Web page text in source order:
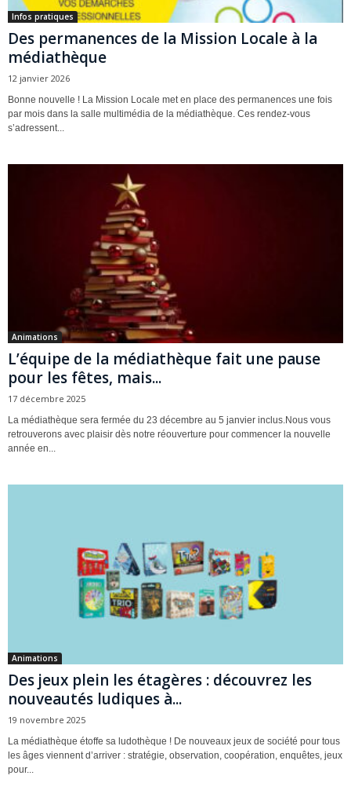
Infos pratiques
Des permanences de la Mission Locale à la
médiathèque
12 janvier 2026
Bonne nouvelle ! La Mission Locale met en place des permanences une fois
par mois dans la salle multimédia de la médiathèque. Ces rendez-vous
s’adressent...
Animations
L’équipe de la médiathèque fait une pause
pour les fêtes, mais...
17 décembre 2025
La médiathèque sera fermée du 23 décembre au 5 janvier inclus.Nous vous
retrouverons avec plaisir dès notre réouverture pour commencer la nouvelle
année en...
Animations
Des jeux plein les étagères : découvrez les
nouveautés ludiques à...
19 novembre 2025
La médiathèque étoffe sa ludothèque ! De nouveaux jeux de société pour tous
les âges viennent d’arriver : stratégie, observation, coopération, enquêtes, jeux
pour...